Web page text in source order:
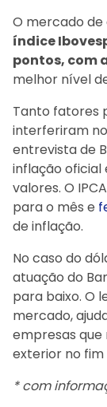
O mercado de
índice
pontos, com
melhor nível
Tanto fatores
interferiram
entrevista de
inflação oficial
valores. O
para o mês e
de inflação.
No caso do
atuação do
para baixo. O
mercado,
empresas
exterior no fim
* com